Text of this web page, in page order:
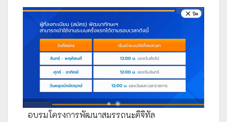
อบรมโครงการพัฒนาสมรรถนะดิจิทัล